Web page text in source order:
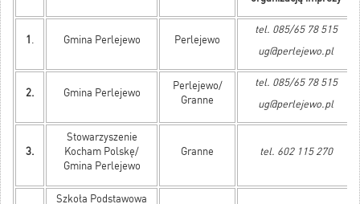
1 . Gmina Perlejewo Perlejewo
tel. 085/65 78 515
ug@perlejewo.pl
2. Gmina Perlejewo
Perlejewo/
Granne
tel. 085/65 78 515
ug@perlejewo.pl
3.
Stowarzyszenie
Kocham Polskę/
Gmina Perlejewo
Granne tel. 602 115 270
Szkoła Podstawowa